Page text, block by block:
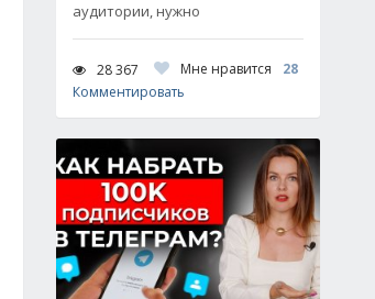
аудитории, нужно
28 367 Мне нравится
28
Комментировать